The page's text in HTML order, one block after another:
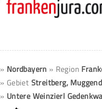
» Nordbayern » Region
» Gebiet Streitberg,
» Untere Weinzierl